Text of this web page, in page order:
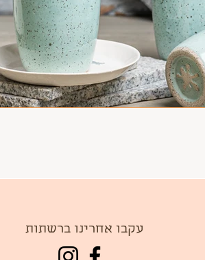
עקבו אחרינו ברשתות